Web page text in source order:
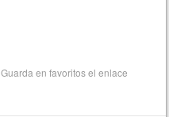
. Guarda en favoritos elenlace